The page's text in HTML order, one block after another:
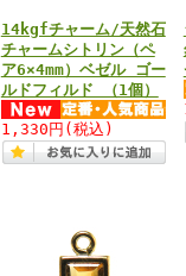
14kgfチャーム/天然石
チャームシトリン（ペ
ア6×4mm）ベゼル ゴー
ルドフィルド （1個）
1,330円 (税込)